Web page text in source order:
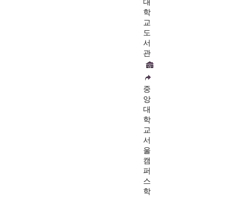
대
학
교
도
서
관
중
앙
대
학
교
서
울
캠
퍼
스
학